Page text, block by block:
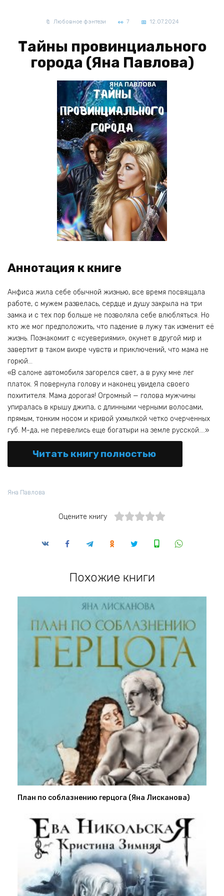
Любовное фэнтези 7 12.07.2024
Тайны провинциального
города (Яна Павлова)
Аннотация к книге
Анфиса жила себе обычной жизнью, все время посвящала
работе, с мужем развелась, сердце и душу закрыла на три
замка и с тех пор больше не позволяла себе влюбляться. Но
кто же мог предположить, что падение в лужу так изменит её
жизнь. Познакомит с «суевериями», окунет в другой мир и
завертит в таком вихре чувств и приключений, что мама не
горюй…
«В салоне автомобиля загорелся свет, а в руку мне лег
платок. Я повернула голову и наконец увидела своего
похитителя. Мама дорогая! Огромный — голова мужчины
упиралась в крышу джипа, с длинными черными волосами,
прямым, тонким носом и кривой ухмылкой четко очерченных
губ. М-да, не перевелись еще богатыри на земле русской….»
Читать книгу полностью
Яна Павлова
Оцените книгу
Похожие книги
План по соблазнению герцога (Яна Лисканова)